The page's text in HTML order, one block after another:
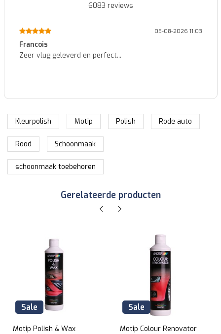
6083 reviews
05-08-2026 11:03
Francois
Zeer vlug geleverd en perfect...
Kleurpolish Motip Polish Rode auto
Rood Schoonmaak
schoonmaak toebehoren
Gerelateerde producten
Sale
Motip Polish & Wax
Sale
Motip Colour Renovator